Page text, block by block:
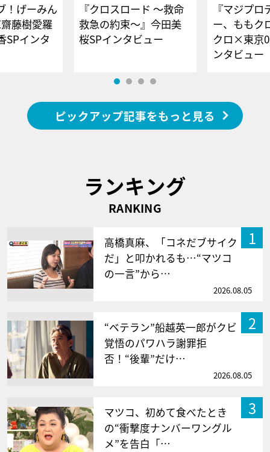
！げーみん
藤樹愛羅
SPインタ
『クロスロード ～救命
救急の約束～』今田美
桜SPインタビュー
『マジプロ
ー、ももク
クロ×東京
ンタビュー
ピックアップ記事をもっと見る
ランキング
RANKING
1
高橋真麻、「コネだブサイク
だ」と叩かれるも…“マツコ
の一言”から…
2026.08.05
2
“ベテラン”船越英一郎がクビ
覚悟のパワハラ謝罪拒
否！“後輩”だけ…
2026.08.05
3
マツコ、初めて食べたとき
の“衝撃度ナンバーワングル
メ”を告白「…